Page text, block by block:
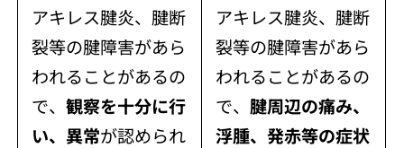
アキレス腱炎、腱断
裂等の腱障害があら
われることがあるの
で、 観察を十分に行
い、異常が認められ
アキレス腱炎、腱断
裂等の腱障害があら
われることがあるの
で、 腱周辺の痛み、
浮腫、発赤等の症状